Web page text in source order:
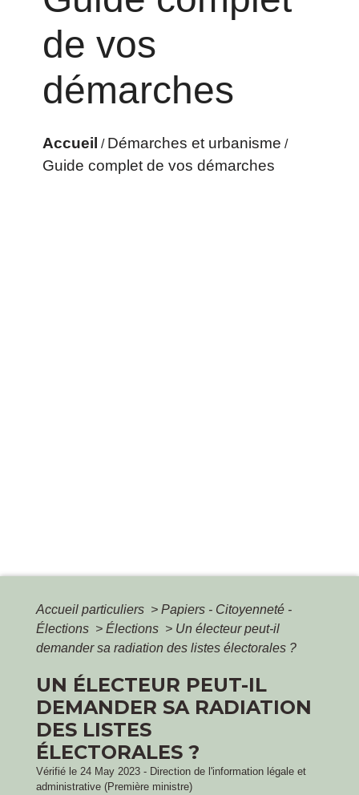
de vos
démarches
Accueil / Démarches et urbanisme /
Guide complet de vos démarches
Accueil particuliers > Papiers - Citoyenneté -
Élections > Élections > Un électeur peut-il
demander sa radiation des listes électorales ?
UN ÉLECTEUR PEUT-IL
DEMANDER SA RADIATION
DES LISTES
ÉLECTORALES ?
Vérifié le 24 May 2023 - Direction de l'information légale et
administrative (Première ministre)